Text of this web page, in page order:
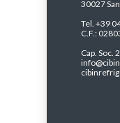
30027
Tel. +39
C.F.:
Cap. Soc.